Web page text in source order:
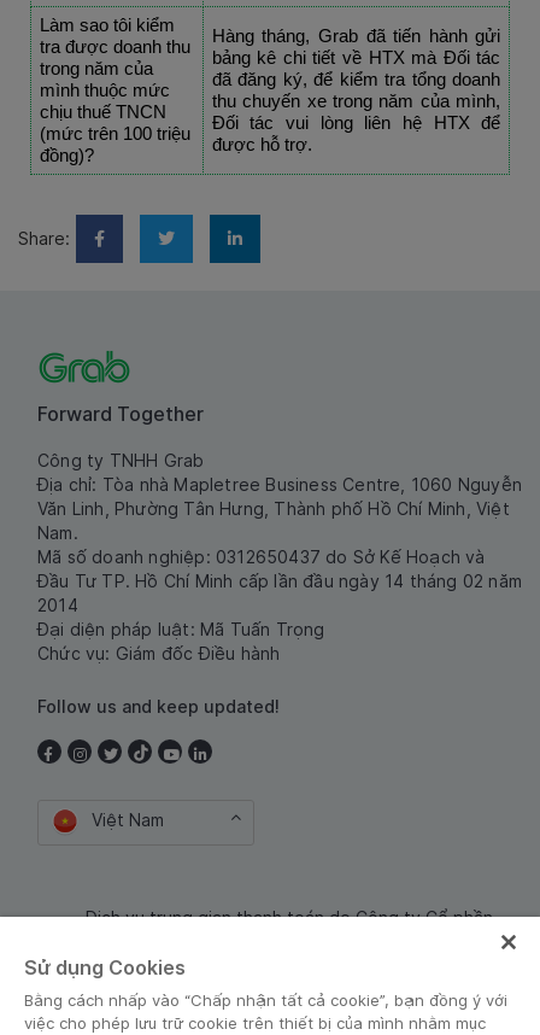
Làm sao tôi kiểm
tra được doanh thu
trong năm của
mình thuộc mức
chịu thuế TNCN
(mức trên 100 triệu
đồng)?
Hàng tháng, Grab đã tiến hành gửi
bảng kê chi tiết về HTX mà Đối tác
đã đăng ký, để kiểm tra tổng doanh
thu chuyến xe trong năm của mình,
Đối tác vui lòng liên hệ HTX để
được hỗ trợ.
Share:
Forward Together
Công ty TNHH Grab
Địa chỉ: Tòa nhà Mapletree Business Centre, 1060 Nguyễn
Văn Linh, Phường Tân Hưng, Thành phố Hồ Chí Minh, Việt
Nam.
Mã số doanh nghiệp: 0312650437 do Sở Kế Hoạch và
Đầu Tư TP. Hồ Chí Minh cấp lần đầu ngày 14 tháng 02 năm
2014
Đại diện pháp luật: Mã Tuấn Trọng
Chức vụ: Giám đốc Điều hành
Follow us and keep updated!
Việt Nam
Dịch vụ trung gian thanh toán do Công ty Cổ phần
Sử dụng Cookies
Bằng cách nhấp vào “Chấp nhận tất cả cookie”, bạn đồng ý với
việc cho phép lưu trữ cookie trên thiết bị của mình nhằm mục